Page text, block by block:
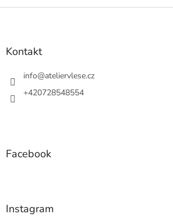
Z
Kontakt
info@ateliervlese.cz
+420728548554
Facebook
Instagram